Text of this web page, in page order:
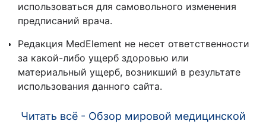
использоваться для самовольного изменения
предписаний врача.
Редакция MedElement не несет ответственности
за какой-либо ущерб здоровью или
материальный ущерб, возникший в результате
использования данного сайта.
Читать всё - Обзор мировой медицинской